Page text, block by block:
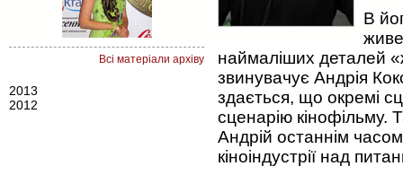
Всі матеріали архіву
2013
2012
В
наймаліших деталей
звинувачує Андрія
здається, що окремі
сценарію кінофільму.
Андрій останнім
кіноіндустрії над